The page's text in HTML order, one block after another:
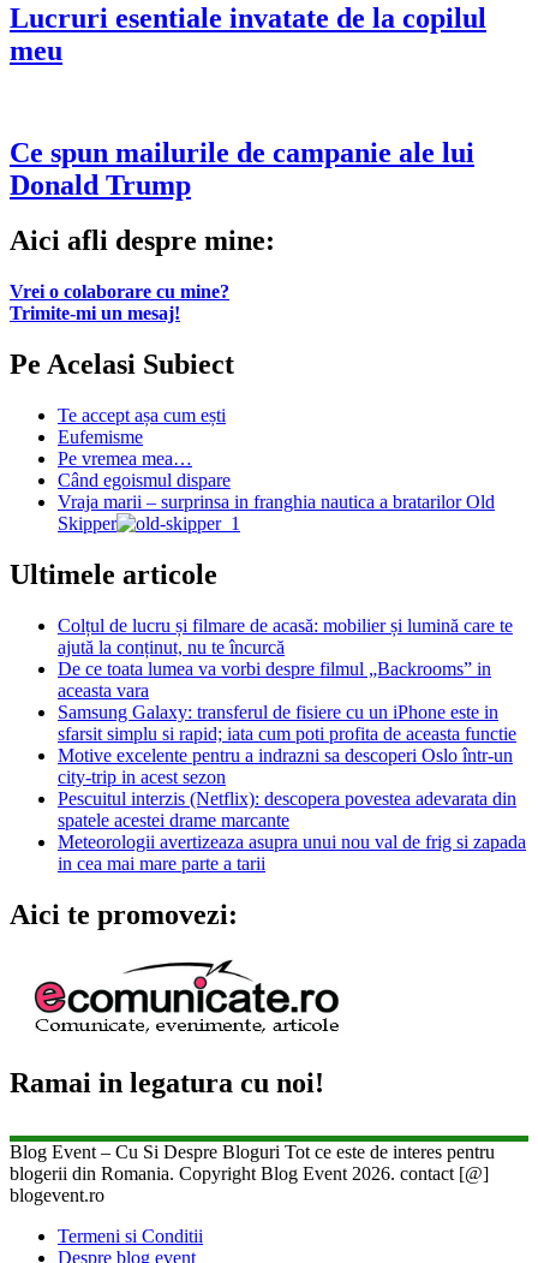
Lucruri esentiale invatate de la copilul
meu
Ce spun mailurile de campanie ale lui
Donald Trump
Aici afli despre mine:
Vrei o colaborare cu mine?
Trimite-mi un mesaj!
Pe Acelasi Subiect
Te accept așa cum ești
Eufemisme
Pe vremea mea…
Când egoismul dispare
Vraja marii – surprinsa in franghia nautica a bratarilor Old
Skipper
Ultimele articole
Colțul de lucru și filmare de acasă: mobilier și lumină care te
ajută la conținut, nu te încurcă
De ce toata lumea va vorbi despre filmul „Backrooms” in
aceasta vara
Samsung Galaxy: transferul de fisiere cu un iPhone este in
sfarsit simplu si rapid; iata cum poti profita de aceasta functie
Motive excelente pentru a indrazni sa descoperi Oslo într-un
city-trip in acest sezon
Pescuitul interzis (Netflix): descopera povestea adevarata din
spatele acestei drame marcante
Meteorologii avertizeaza asupra unui nou val de frig si zapada
in cea mai mare parte a tarii
Aici te promovezi:
Ramai in legatura cu noi!
Blog Event – Cu Si Despre Bloguri Tot ce este de interes pentru
blogerii din Romania. Copyright Blog Event 2026. contact [@]
blogevent.ro
Termeni si Conditii
Despre blog event